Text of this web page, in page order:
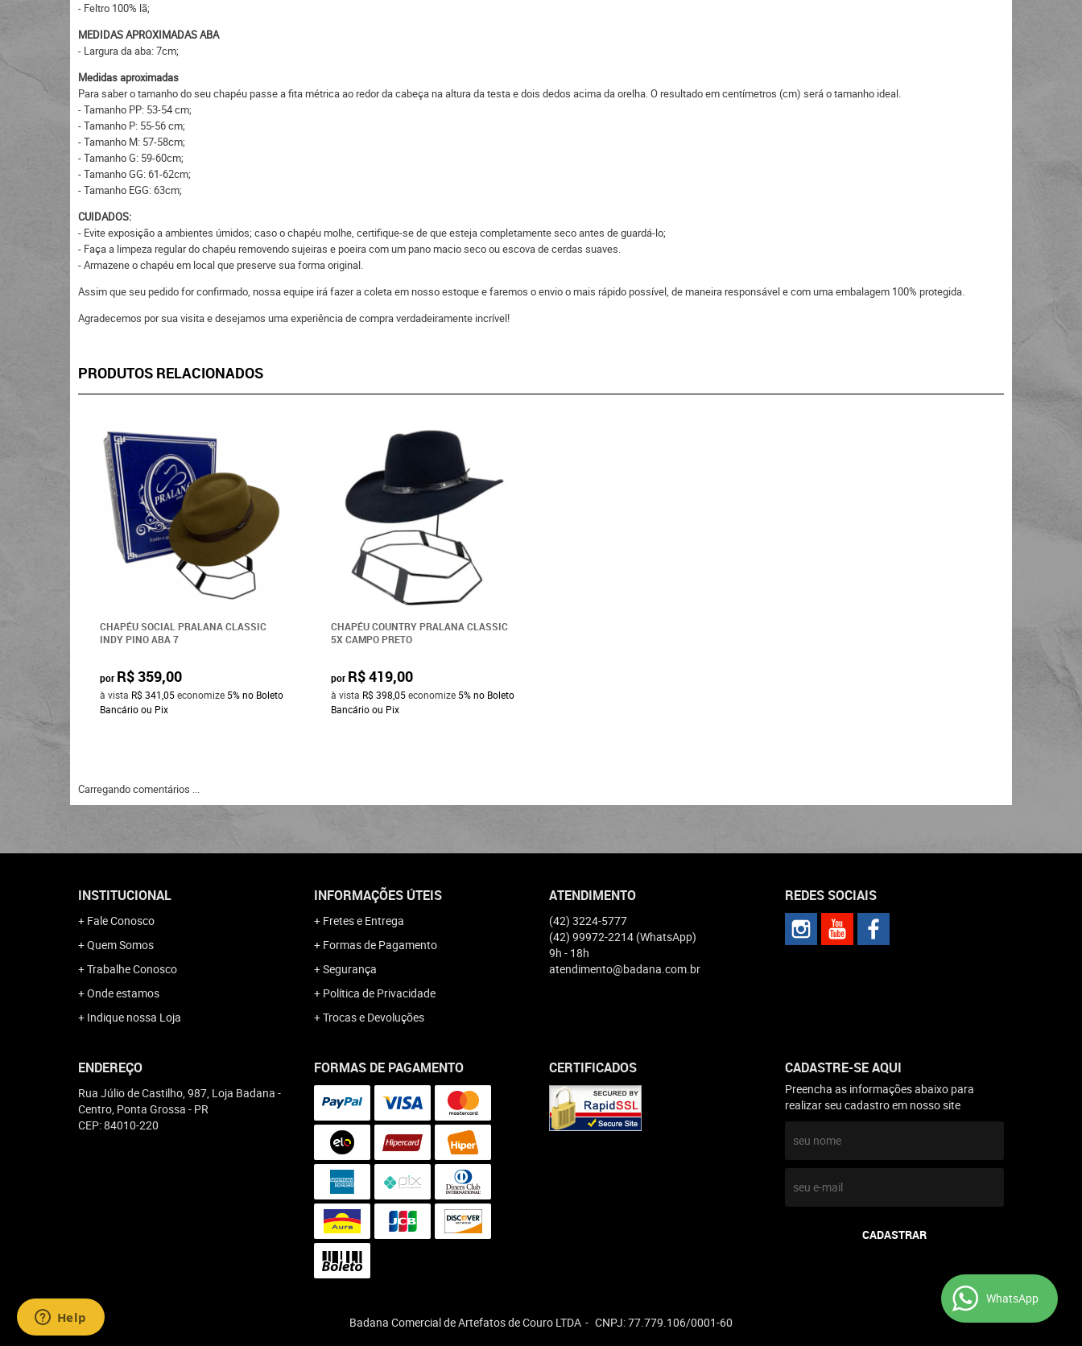
- Feltro 100% lã;
MEDIDAS APROXIMADAS ABA
- Largura da aba: 7cm;
Medidas aproximadas
Para saber o tamanho do seu chapéu passe a fita métrica ao redor da cabeça na altura da testa e dois dedos acima da orelha. O resultado em centímetros (cm) será o tamanho ideal.
- Tamanho PP: 53-54 cm;
- Tamanho P: 55-56 cm;
- Tamanho M: 57-58cm;
- Tamanho G: 59-60cm;
- Tamanho GG: 61-62cm;
- Tamanho EGG: 63cm;
CUIDADOS:
- Evite exposição a ambientes úmidos; caso o chapéu molhe, certifique-se de que esteja completamente seco antes de guardá-lo;
- Faça a limpeza regular do chapéu removendo sujeiras e poeira com um pano macio seco ou escova de cerdas suaves.
- Armazene o chapéu em local que preserve sua forma original.
Assim que seu pedido for confirmado, nossa equipe irá fazer a coleta em nosso estoque e faremos o envio o mais rápido possível, de maneira responsável e com uma embalagem 100% protegida.
Agradecemos por sua visita e desejamos uma experiência de compra verdadeiramente incrível!
PRODUTOS RELACIONADOS
CHAPÉU SOCIAL PRALANA CLASSIC
INDY PINO ABA 7
por R$ 359,00
à vista R$ 341,05economize 5% no Boleto
Bancário ou Pix
CHAPÉU COUNTRY PRALANA CLASSIC
5X CAMPO PRETO
por R$ 419,00
à vista R$ 398,05economize 5%no Boleto
Bancário ou Pix
Carregando comentários ...
INSTITUCIONAL
Fale Conosco
Quem Somos
Trabalhe Conosco
Onde estamos
Indique nossa Loja
INFORMAÇÕES ÚTEIS
Fretes e Entrega
Formas de Pagamento
Segurança
Política de Privacidade
Trocas e Devoluções
ATENDIMENTO
(42) 3224-5777
(42) 99972-2214 (WhatsApp)
9h - 18h
atendimento@badana.com.br
REDES SOCIAIS
ENDEREÇO
Rua Júlio de Castilho, 987, Loja Badana -
Centro, Ponta Grossa - PR
CEP: 84010-220
FORMAS DE PAGAMENTO CERTIFICADOS CADASTRE-SE AQUI
Preencha as informações abaixo para
realizar seu cadastro em nosso site
CADASTRAR
Badana Comercial de Artefatos de Couro LTDA CNPJ: 77.779.106/0001-60
WhatsApp